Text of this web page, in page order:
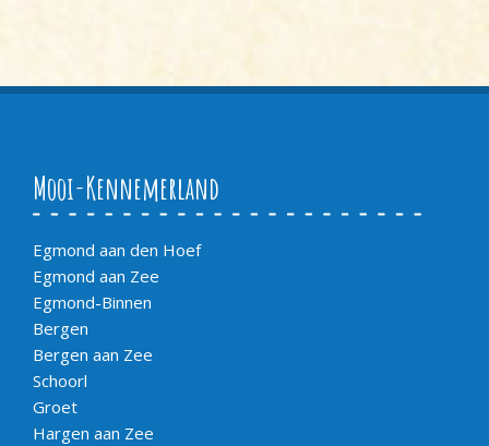
Mooi-Kennemerland
Egmond aan den Hoef
Egmond aan Zee
Egmond-Binnen
Bergen
Bergen aan Zee
Schoorl
Groet
Hargen aan Zee